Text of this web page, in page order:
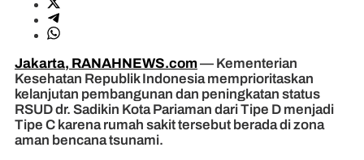
Jakarta, RANAHNEWS.com— Kementerian
Kesehatan Republik Indonesia memprioritaskan
kelanjutan pembangunan dan peningkatan status
RSUD dr. Sadikin Kota Pariaman dari Tipe D menjadi
Tipe C karena rumah sakit tersebut berada di zona
aman bencana tsunami.